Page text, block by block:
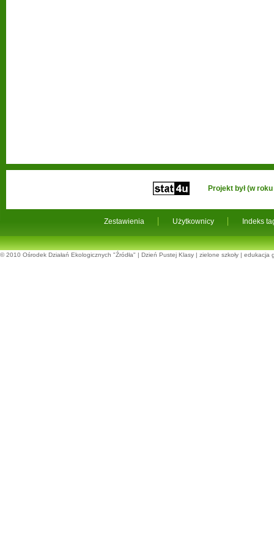
Zestawienia Użytkownicy Indeks
Projekt był (w
© 2010 Ośrodek Działań Ekologicznych "Źródła" | Dzień Pustej Klasy | zielone szkoły | edukacja